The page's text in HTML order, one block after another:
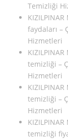
Temizliği
faydaları –
Hizmetleri
temizliği –
Hizmetleri
temizliği –
Hizmetleri
temizliği